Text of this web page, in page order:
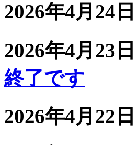
2026年4月24
2026年4月23
終了です
2026年4月22